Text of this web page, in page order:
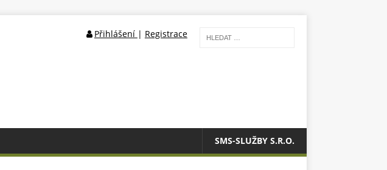
Přihlášení | Registrace
SMS-SLUŽBY S.R.O.